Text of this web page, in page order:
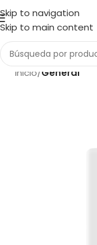
Skip to navigation
Skip to main content
Inicio General